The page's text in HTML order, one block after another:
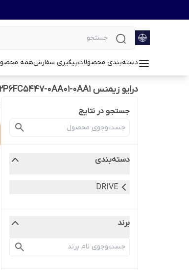
دسته‌بندی محصولاتپیگیری سفارشهمه
درایو زیمنس 2P6FC5447-0AA01-0AA1
جستجو در نتایج
دسته‌بندی
DRIVE
برند